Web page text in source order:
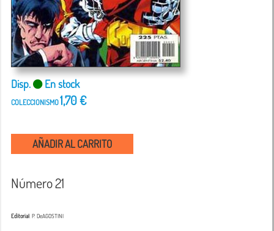
Disp. En stock
COLECCIONISMO1,70 €
AÑADIR AL CARRITO
Número 21
Editorial: P. DeAGOSTINI